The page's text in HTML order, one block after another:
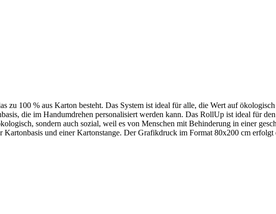
zu 100 % aus Karton besteht. Das System ist ideal für alle, die Wert auf
die im Handumdrehen personalisiert werden kann. Das RollUp ist ideal für
sondern auch sozial, weil es von Menschen mit Behinderung in einer
und einer Kartonstange. Der Grafikdruck im Format 80x200 cm